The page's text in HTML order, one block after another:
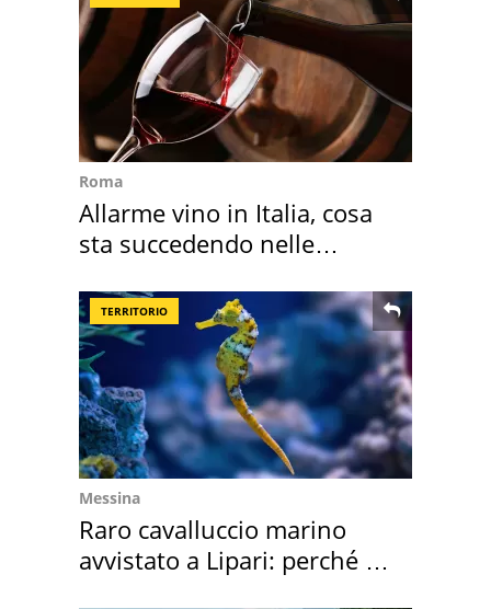
Roma
Allarme vino in Italia, cosa
sta succedendo nelle
TERRITORIO
Messina
Raro cavalluccio marino
avvistato a Lipari: perché è